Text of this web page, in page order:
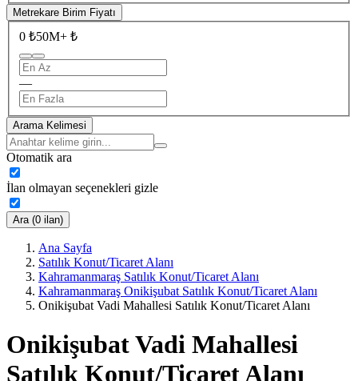
Metrekare Birim Fiyatı
0 ₺50M+ ₺
—
Arama Kelimesi
Otomatik ara
İlan olmayan seçenekleri gizle
Ara (0 ilan)
Ana Sayfa
Satılık Konut/Ticaret Alanı
Kahramanmaraş Satılık Konut/Ticaret Alanı
Kahramanmaraş Onikişubat Satılık Konut/Ticaret Alanı
Onikişubat Vadi Mahallesi Satılık Konut/Ticaret Alanı
Onikişubat Vadi Mahallesi
Satılık Konut/Ticaret Alanı